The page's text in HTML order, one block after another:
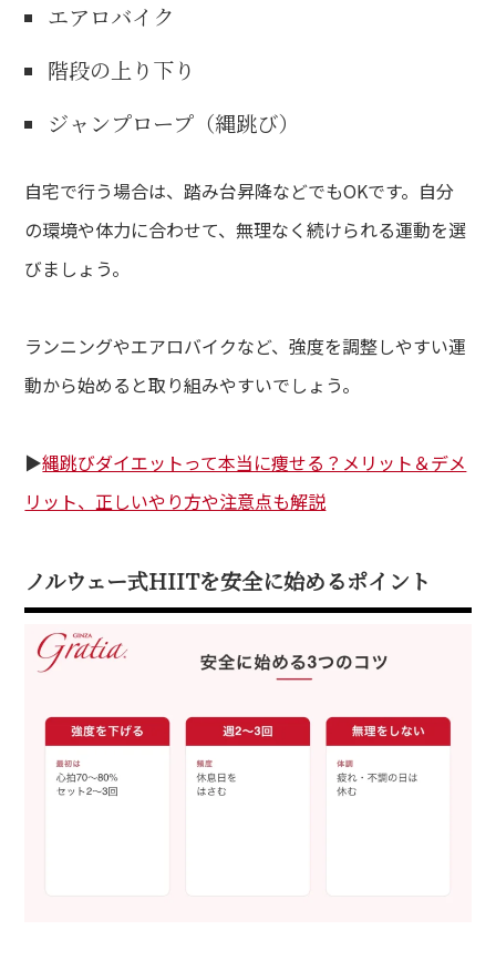
エアロバイク
階段の上り下り
ジャンプロープ（縄跳び）
自宅で行う場合は、踏み台昇降などでもOKです。自分
の環境や体力に合わせて、無理なく続けられる運動を選
びましょう。
ランニングやエアロバイクなど、強度を調整しやすい運
動から始めると取り組みやすいでしょう。
▶︎縄跳びダイエットって本当に痩せる？メリット＆デメ
リット、正しいやり方や注意点も解説
ノルウェー式HIITを安全に始めるポイント